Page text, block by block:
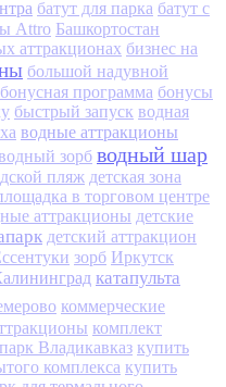
батут для парка батут с
Attro Башкортостан
аттракционах бизнес на
большой надувной
бонусная программа бонусы
быстрый запуск водная
водные аттракционы
водный зорб водный шар
пляж детская зона
в торговом центре
аттракционы детские
детский аттракцион
зорб Иркутск
катапульта
коммерческие
комплект
Владикавказ купить
комплекса купить